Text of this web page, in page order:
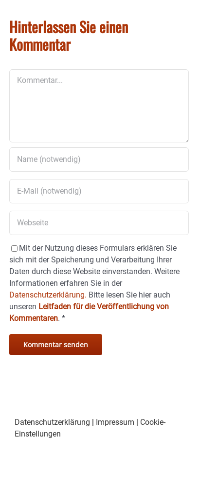
Hinterlassen Sie einen
Kommentar
Mit der Nutzung dieses Formulars erklären Sie
sich mit der Speicherung und Verarbeitung Ihrer
Daten durch diese Website einverstanden. Weitere
Informationen erfahren Sie in der
Datenschutzerklärung. Bitte lesen Sie hier auch
unseren Leitfaden für die Veröffentlichung von
Kommentaren. *
Datenschutzerklärung | Impressum | Cookie-
Einstellungen